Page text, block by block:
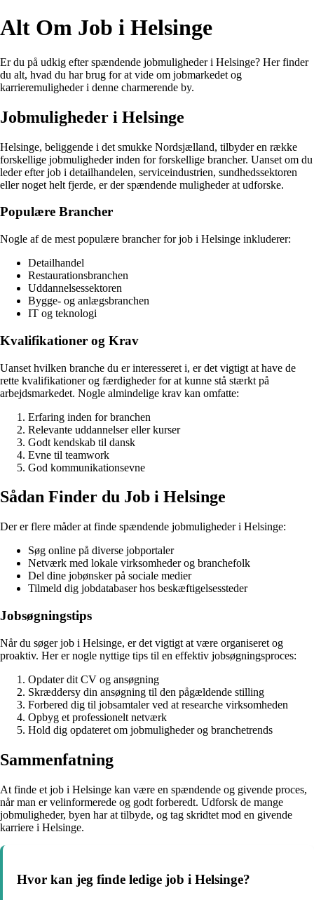
Alt Om Job i Helsinge
Er du på udkig efter spændende jobmuligheder i Helsinge? Her finder
du alt, hvad du har brug for at vide om jobmarkedet og
karrieremuligheder i denne charmerende by.
Jobmuligheder i Helsinge
Helsinge, beliggende i det smukke Nordsjælland, tilbyder en række
forskellige jobmuligheder inden for forskellige brancher. Uanset om du
leder efter job i detailhandelen, serviceindustrien, sundhedssektoren
eller noget helt fjerde, er der spændende muligheder at udforske.
Populære Brancher
Nogle af de mest populære brancher for job i Helsinge inkluderer:
Detailhandel
Restaurationsbranchen
Uddannelsessektoren
Bygge- og anlægsbranchen
IT og teknologi
Kvalifikationer og Krav
Uanset hvilken branche du er interesseret i, er det vigtigt at have de
rette kvalifikationer og færdigheder for at kunne stå stærkt på
arbejdsmarkedet. Nogle almindelige krav kan omfatte:
Erfaring inden for branchen
Relevante uddannelser eller kurser
Godt kendskab til dansk
Evne til teamwork
God kommunikationsevne
Sådan Finder du Job i Helsinge
Der er flere måder at finde spændende jobmuligheder i Helsinge:
Søg online på diverse jobportaler
Netværk med lokale virksomheder og branchefolk
Del dine jobønsker på sociale medier
Tilmeld dig jobdatabaser hos beskæftigelsessteder
Jobsøgningstips
Når du søger job i Helsinge, er det vigtigt at være organiseret og
proaktiv. Her er nogle nyttige tips til en effektiv jobsøgningsproces:
Opdater dit CV og ansøgning
Skræddersy din ansøgning til den pågældende stilling
Forbered dig til jobsamtaler ved at researche virksomheden
Opbyg et professionelt netværk
Hold dig opdateret om jobmuligheder og branchetrends
Sammenfatning
At finde et job i Helsinge kan være en spændende og givende proces,
når man er velinformerede og godt forberedt. Udforsk de mange
jobmuligheder, byen har at tilbyde, og tag skridtet mod en givende
karriere i Helsinge.
Hvor kan jeg finde ledige job i Helsinge?